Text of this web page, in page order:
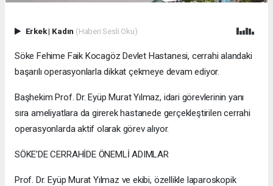
Erkek| Kadın (Haberi Sesli Oku)
Söke Fehime Faik Kocagöz Devlet Hastanesi, cerrahi alandaki
başarılı operasyonlarla dikkat çekmeye devam ediyor.
Başhekim Prof. Dr. Eyüp Murat Yılmaz, idari görevlerinin yanı
sıra ameliyatlara da girerek hastanede gerçekleştirilen cerrahi
operasyonlarda aktif olarak görev alıyor.
SÖKE’DE CERRAHİDE ÖNEMLİ ADIMLAR
Prof. Dr. Eyüp Murat Yılmaz ve ekibi, özellikle laparoskopik